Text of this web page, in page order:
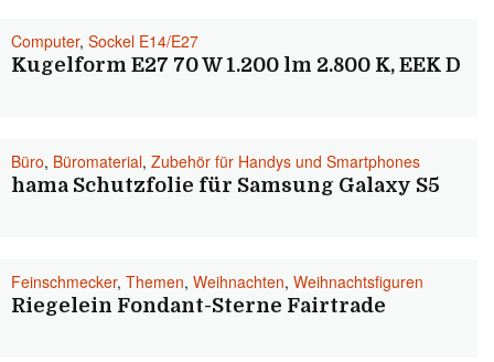
Computer, Sockel E14/E27
Kugelform E27 70 W 1.200 lm 2.800 K, EEK D
Büro, Büromaterial, Zubehör für Handys und Smartphones
hama Schutzfolie für Samsung Galaxy S5
Feinschmecker, Themen, Weihnachten, Weihnachtsfiguren
Riegelein Fondant-Sterne Fairtrade